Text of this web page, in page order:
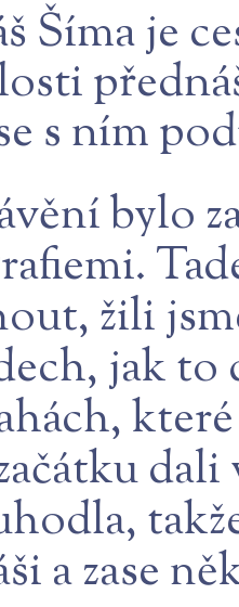
Šíma je
s ním
bylo
žili
jak to
a zase